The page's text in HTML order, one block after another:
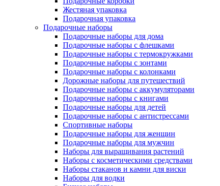
Жестяная упаковка
Подарочная упаковка
Подарочные наборы
Подарочные наборы для дома
Подарочные наборы с флешками
Подарочные наборы с термокружками
Подарочные наборы с зонтами
Подарочные наборы с колонками
Дорожные наборы для путешествий
Подарочные наборы с аккумуляторами
Подарочные наборы с книгами
Подарочные наборы для детей
Подарочные наборы с антистрессами
Спортивные наборы
Подарочные наборы для женщин
Подарочные наборы для мужчин
Наборы для выращивания растений
Наборы с косметическими средствами
Наборы стаканов и камни для виски
Наборы для водки